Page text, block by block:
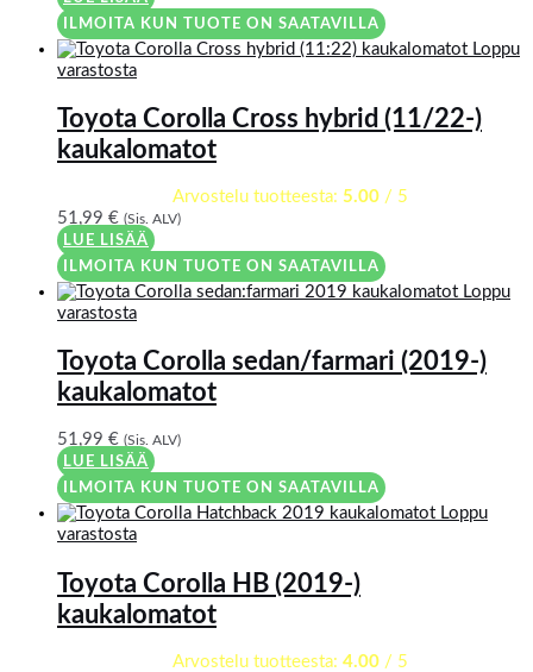
ILMOITA KUN TUOTE ON SAATAVILLA
Loppu
varastosta
Toyota Corolla Cross hybrid (11/22-)
kaukalomatot
Arvostelu tuotteesta: 5.00 / 5
51,99 € (Sis. ALV)
LUE LISÄÄ
ILMOITA KUN TUOTE ON SAATAVILLA
Loppu
varastosta
Toyota Corolla sedan/farmari (2019-)
kaukalomatot
51,99 € (Sis. ALV)
LUE LISÄÄ
ILMOITA KUN TUOTE ON SAATAVILLA
Loppu
varastosta
Toyota Corolla HB (2019-)
kaukalomatot
Arvostelu tuotteesta: 4.00 / 5